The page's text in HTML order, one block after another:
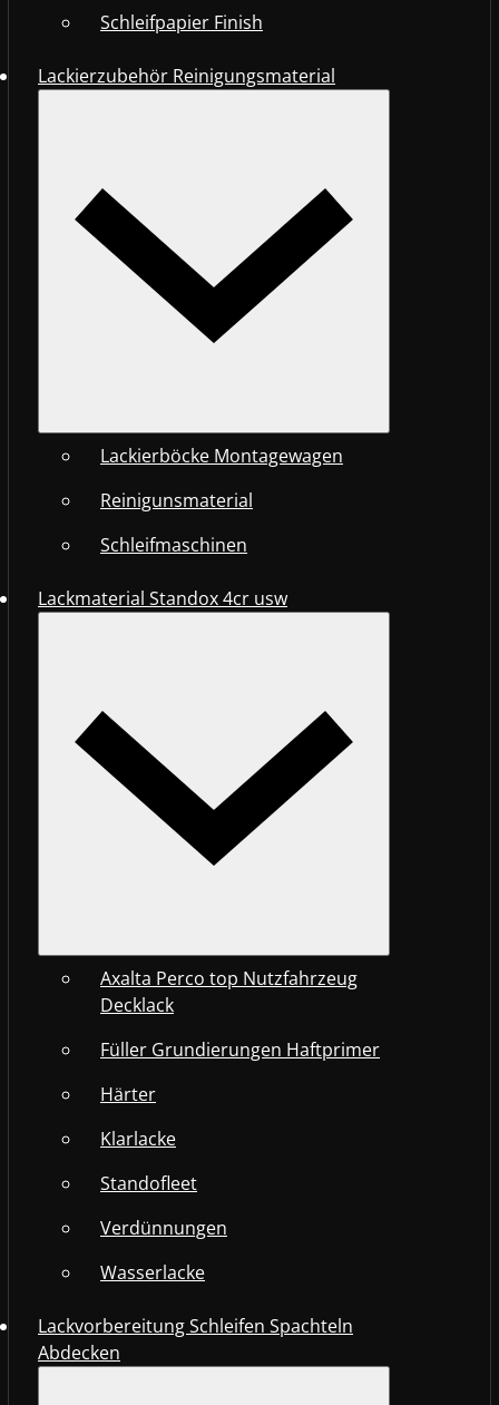
Schleifpapier Finish
Lackierzubehör Reinigungsmaterial
Lackierböcke Montagewagen
Reinigunsmaterial
Schleifmaschinen
Lackmaterial Standox 4cr usw
Axalta Perco top Nutzfahrzeug
Decklack
Füller Grundierungen Haftprimer
Härter
Klarlacke
Standofleet
Verdünnungen
Wasserlacke
Lackvorbereitung Schleifen Spachteln
Abdecken